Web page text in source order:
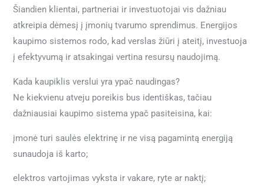
Šiandien klientai, partneriai ir investuotojai vis dažniau
atkreipia dėmesį į įmonių tvarumo sprendimus. Energijos
kaupimo sistemos rodo, kad verslas žiūri į ateitį, investuoja
į efektyvumą ir atsakingai vertina resursų naudojimą.
Kada kaupiklis verslui yra ypač naudingas?
Ne kiekvienu atveju poreikis bus identiškas, tačiau
dažniausiai kaupimo sistema ypač pasiteisina, kai:
įmonė turi saulės elektrinę ir ne visą pagamintą energiją
sunaudoja iš karto;
elektros vartojimas vyksta ir vakare, ryte ar naktį;